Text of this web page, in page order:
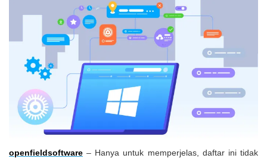
openfieldsoftware – Hanya untuk memperjelas, daftar ini tidak